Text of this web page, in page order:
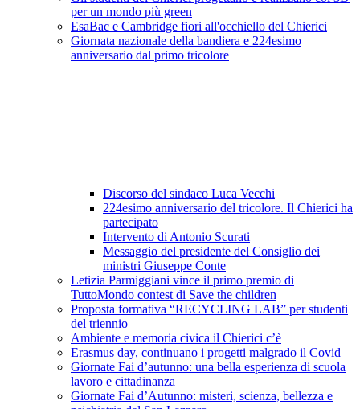
per un mondo più green
EsaBac e Cambridge fiori all'occhiello del Chierici
Giornata nazionale della bandiera e 224esimo
anniversario dal primo tricolore
Discorso del sindaco Luca Vecchi
224esimo anniversario del tricolore. Il Chierici ha
partecipato
Intervento di Antonio Scurati
Messaggio del presidente del Consiglio dei
ministri Giuseppe Conte
Letizia Parmiggiani vince il primo premio di
TuttoMondo contest di Save the children
Proposta formativa “RECYCLING LAB” per studenti
del triennio
Ambiente e memoria civica il Chierici c’è
Erasmus day, continuano i progetti malgrado il Covid
Giornate Fai d’autunno: una bella esperienza di scuola
lavoro e cittadinanza
Giornate Fai d’Autunno: misteri, scienza, bellezza e